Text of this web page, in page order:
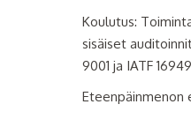
Koulutus:
sisäiset
9001 ja IATF 16949
Eteenpäinmenon